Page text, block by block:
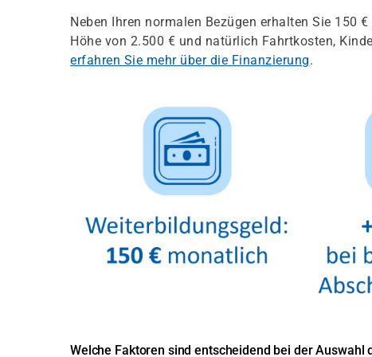
Neben Ihren normalen Bezügen erhalten Sie 150
Höhe von 2.500 € und natürlich Fahrtkosten,
erfahren Sie mehr über die Finanzierung.
Welche Faktoren sind entscheidend bei der Auswahl